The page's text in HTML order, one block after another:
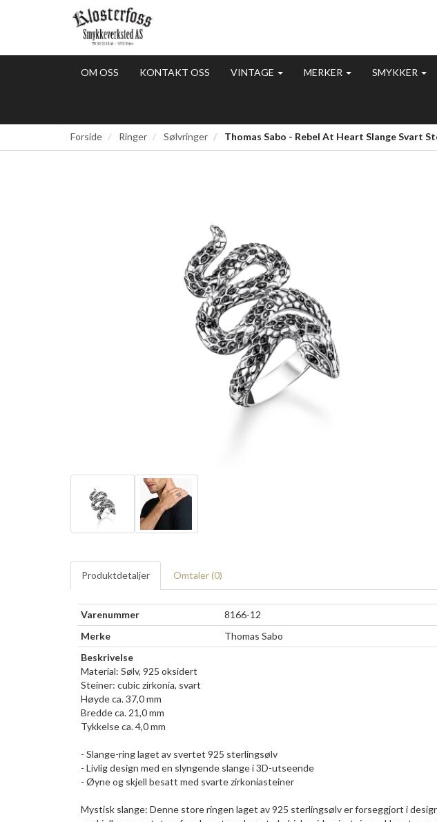
OM OSS KONTAKT OSS VINTAGE MERKER SMYKKER
Forside Ringer Sølvringer Thomas Sabo - Rebel At Heart Slange Svart
Produktdetaljer Omtaler (0)
Varenummer
8166-12
Merke
Thomas Sabo
Beskrivelse
Material: Sølv, 925 oksidert
Steiner: cubic zirkonia, svart
Høyde ca. 37,0 mm
Bredde ca. 21,0 mm
Tykkelse ca. 4,0 mm
- Slange-ring laget av svertet 925 sterlingsølv
- Livlig design med en slyngende slange i 3D-utseende
- Øyne og skjell besatt med svarte zirkoniasteiner
Mystisk slange: Denne store ringen laget av 925 sterlingsølv er forseggjort i